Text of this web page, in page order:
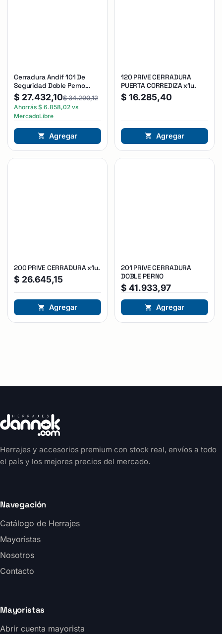
Cerradura Andif 101 De
Seguridad Doble Perno
Reforzada Plateado
$ 27.432,10$34.290,12
Ahorrás $ 6.858,02 vs
MercadoLibre
Agregar
120 PRIVE CERRADURA
PUERTA CORREDIZA x1u.
$ 16.285,40
Agregar
200 PRIVE CERRADURA x1u.
$ 26.645,15
Agregar
201 PRIVE CERRADURA
DOBLE PERNO
$ 41.933,97
Agregar
Herrajes y accesorios premium con stock real, envíos a todo
el país y los mejores precios del mercado.
Navegación
Catálogo de Herrajes
Mayoristas
Nosotros
Contacto
Mayoristas
Abrir cuenta mayorista